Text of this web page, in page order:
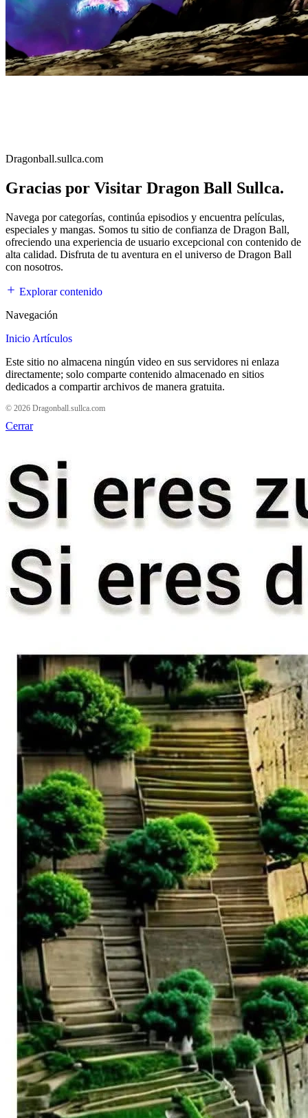
Dragonball.sullca.com
Gracias por Visitar Dragon Ball Sullca.
Navega por categorías, continúa episodios y encuentra películas,
especiales y mangas. Somos tu sitio de confianza de Dragon Ball,
ofreciendo una experiencia de usuario excepcional con contenido de
alta calidad. Disfruta de tu aventura en el universo de Dragon Ball
con nosotros.
Explorar contenido
Navegación
Inicio Artículos
Este sitio no almacena ningún video en sus servidores ni enlaza
directamente; solo comparte contenido almacenado en sitios
dedicados a compartir archivos de manera gratuita.
© 2026 Dragonball.sullca.com
Cerrar